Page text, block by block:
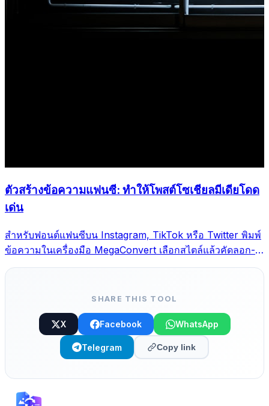
ตัวสร้างข้อความแฟนซี: ทำให้โพสต์โซเชียลมีเดียโดด
เด่น
สำหรับฟอนต์แฟนซีบน Instagram, TikTok หรือ Twitter พิมพ์
ข้อความในเครื่องมือ MegaConvert เลือกสไตล์แล้วคัดลอก-
วาง
SHARE THIS TOOL
X Facebook WhatsApp
Telegram Copy link